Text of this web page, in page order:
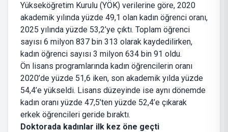
Yükseköğretim Kurulu (YÖK) verilerine göre, 2020
akademik yılında yüzde 49,1 olan kadın öğrenci oranı,
2025 yılında yüzde 53,2’ye çıktı. Toplam öğrenci
sayısı 6 milyon 837 bin 313 olarak kaydedilirken,
kadın öğrenci sayısı 3 milyon 634 bin 91 oldu.
Ön lisans programlarında kadın öğrencilerin oranı
2020’de yüzde 51,6 iken, son akademik yılda yüzde
54,4’e yükseldi. Lisans düzeyinde ise aynı dönemde
kadın oranı yüzde 47,5’ten yüzde 52,4’e çıkarak
erkek öğrencileri geride bıraktı.
Doktorada kadınlar ilk kez öne geçti